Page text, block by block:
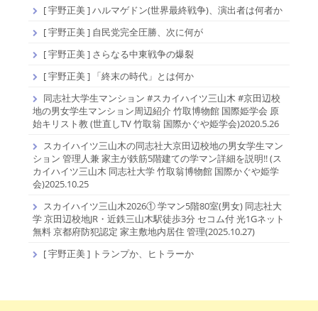
[ 宇野正美 ] ハルマゲドン(世界最終戦争)、演出者は何者か
[ 宇野正美 ] 自民党完全圧勝、次に何が
[ 宇野正美 ] さらなる中東戦争の爆裂
[ 宇野正美 ] 「終末の時代」とは何か
同志社大学生マンション #スカイハイツ三山木 #京田辺校
地の男女学生マンション周辺紹介 竹取博物館 国際姫学会 原
始キリスト教 (世直しTV 竹取翁 国際かぐや姫学会)2020.5.26
スカイハイツ三山木の同志社大京田辺校地の男女学生マン
ション 管理人兼 家主が鉄筋5階建ての学マン詳細を説明!! (ス
カイハイツ三山木 同志社大学 竹取翁博物館 国際かぐや姫学
会)2025.10.25
スカイハイツ三山木2026① 学マン5階80室(男女) 同志社大
学 京田辺校地JR・近鉄三山木駅徒歩3分 セコム付 光1Gネット
無料 京都府防犯認定 家主敷地内居住 管理(2025.10.27)
[ 宇野正美 ] トランプか、ヒトラーか